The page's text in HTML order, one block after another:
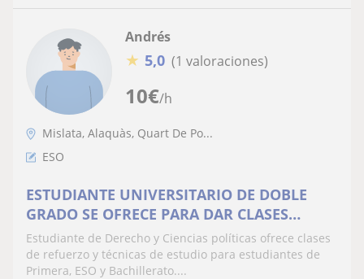
10€/h
Andrés
★ 5,0 (1 valoraciones)
Mislata, Alaquàs, Quart De Po...
ESO
ESTUDIANTE UNIVERSITARIO DE DOBLE
GRADO SE OFRECE PARA DAR CLASES
PARTICULARES
Estudiante de Derecho y Ciencias políticas ofrece clases
de refuerzo y técnicas de estudio para estudiantes de
Primera, ESO y Bachillerato....